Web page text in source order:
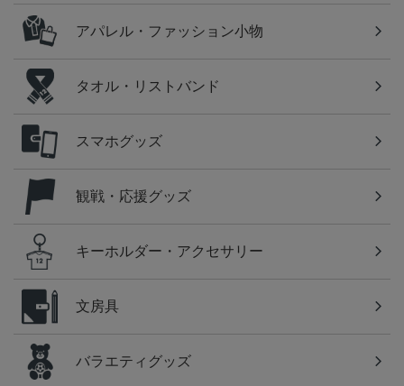
アパレル・ファッション小物
タオル・リストバンド
スマホグッズ
観戦・応援グッズ
キーホルダー・アクセサリー
文房具
バラエティグッズ